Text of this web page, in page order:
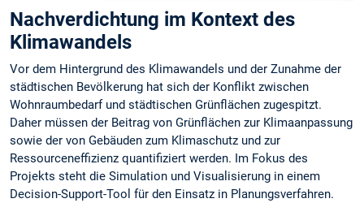
Nachverdichtung im Kontext des
Klimawandels
Vor dem Hintergrund des Klimawandels und der Zunahme der
städtischen Bevölkerung hat sich der Konflikt zwischen
Wohnraumbedarf und städtischen Grünflächen zugespitzt.
Daher müssen der Beitrag von Grünflächen zur Klimaanpassung
sowie der von Gebäuden zum Klimaschutz und zur
Ressourceneffizienz quantifiziert werden. Im Fokus des
Projekts steht die Simulation und Visualisierung in einem
Decision-Support-Tool für den Einsatz in Planungsverfahren.